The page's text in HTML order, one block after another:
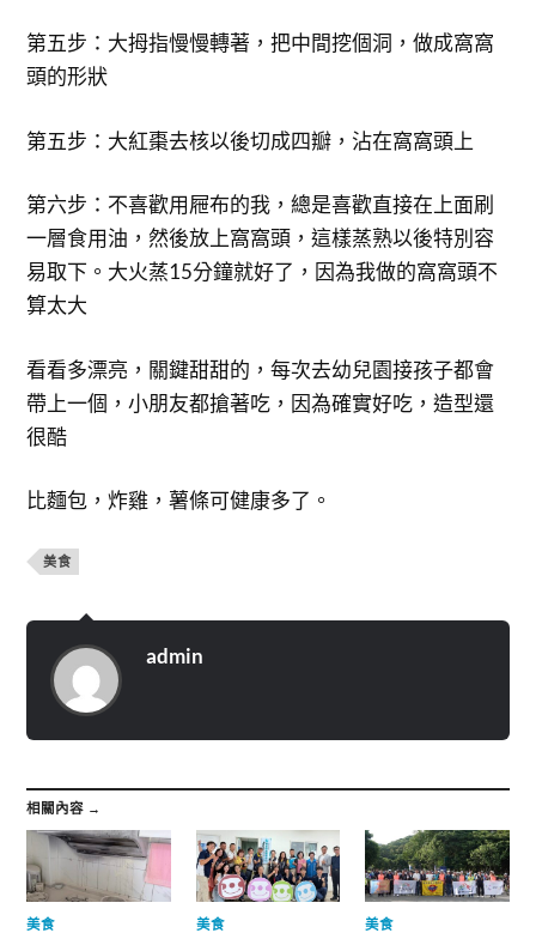
第五步：大拇指慢慢轉著，把中間挖個洞，做成窩窩
頭的形狀
第五步：大紅棗去核以後切成四瓣，沾在窩窩頭上
第六步：不喜歡用屜布的我，總是喜歡直接在上面刷
一層食用油，然後放上窩窩頭，這樣蒸熟以後特別容
易取下。大火蒸15分鐘就好了，因為我做的窩窩頭不
算太大
看看多漂亮，關鍵甜甜的，每次去幼兒園接孩子都會
帶上一個，小朋友都搶著吃，因為確實好吃，造型還
很酷
比麵包，炸雞，薯條可健康多了。
美食
admin
相關內容 →
美食 美食 美食